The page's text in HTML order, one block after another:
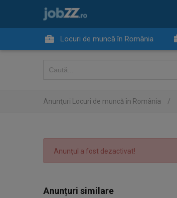
Locuri de muncă în România
Anunţuri Locuri de muncă în România /
Anunțul a fost dezactivat!
Anunțuri similare